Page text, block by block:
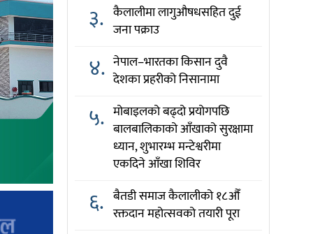
३. कैलालीमा लागुऔषधसहित दुई
जना पक्राउ
४. नेपाल–भारतका किसान दुवै
देशका प्रहरीको निसानामा
५. मोबाइलको बढ्दो प्रयोगपछि
बालबालिकाको आँखाको सुरक्षामा
ध्यान, शुभारम्भ मन्टेश्वरीमा
एकदिने आँखा शिविर
६. बैतडी समाज कैलालीको १८औँ
रक्तदान महोत्सवको तयारी पूरा